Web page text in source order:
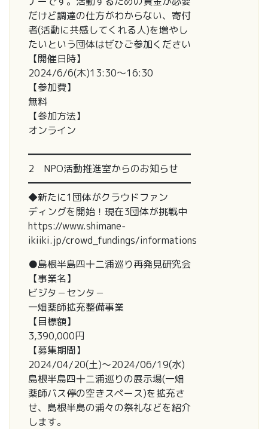
だけど調達の仕方がわからない、寄付
者(活動に共感してくれる人)を増やし
たいという団体はぜひご参加ください
【開催日時】
2024/6/6(木)13:30～16:30
【参加費】
無料
【参加方法】
オンライン
━━━━━━━━━━━━━━━━━
2 NPO活動推進室からのお知らせ
━━━━━━━━━━━━━━━━━
◆新たに1団体がクラウドファン
ディングを開始！現在3団体が挑戦中
https://www.shimane-
ikiiki.jp/crowd_fundings/informations
●島根半島四十二浦巡り再発見研究会
【事業名】
ビジタ－センタ－
一畑薬師拡充整備事業
【目標額】
3,390,000円
【募集期間】
2024/04/20(土)～2024/06/19(水)
島根半島四十二浦巡りの展示場(一畑
薬師バス停の空きスペース)を拡充さ
せ、島根半島の浦々の祭礼などを紹介
します。